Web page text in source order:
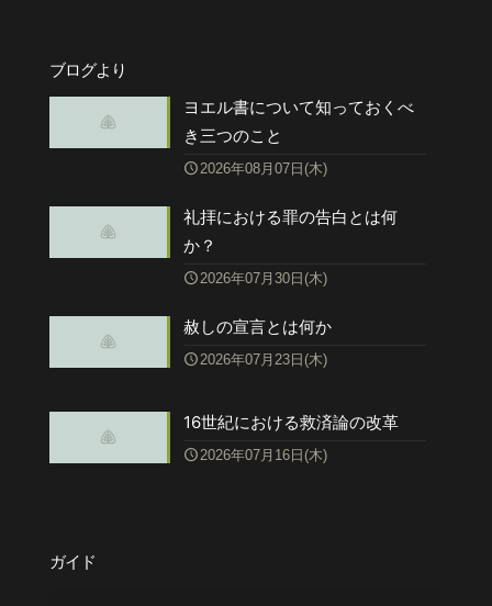
ブログより
ヨエル書について知っておくべ
き三つのこと
2026年08月07日(木)
礼拝における罪の告白とは何
か？
2026年07月30日(木)
赦しの宣言とは何か
2026年07月23日(木)
16世紀における救済論の改革
2026年07月16日(木)
ガイド